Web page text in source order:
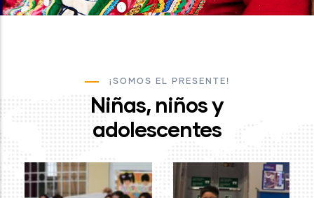
¡SOMOS EL PRESENTE!
Niñas, niños y
adolescentes